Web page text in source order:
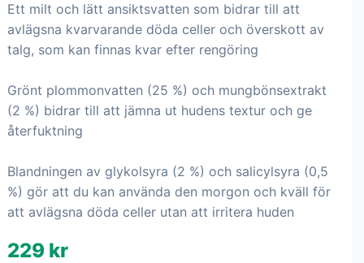
Ett milt och lätt ansiktsvatten som bidrar till att
avlägsna kvarvarande döda celler och överskott av
talg, som kan finnas kvar efter rengöring
Grönt plommonvatten (25 %) och mungbönsextrakt
(2 %) bidrar till att jämna ut hudens textur och ge
återfuktning
Blandningen av glykolsyra (2 %) och salicylsyra (0,5
%) gör att du kan använda den morgon och kväll för
att avlägsna döda celler utan att irritera huden
229 kr